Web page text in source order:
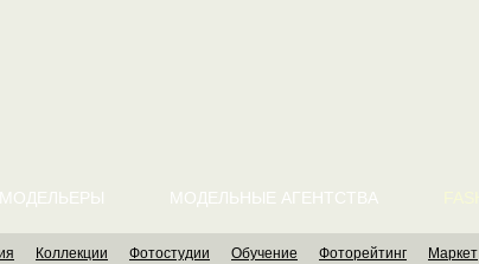
МОДЕЛЬЕРЫ МОДЕЛЬНЫЕ АГЕНТСТВА
Коллекции Фотостудии Обучение Фоторейтинг Маркет